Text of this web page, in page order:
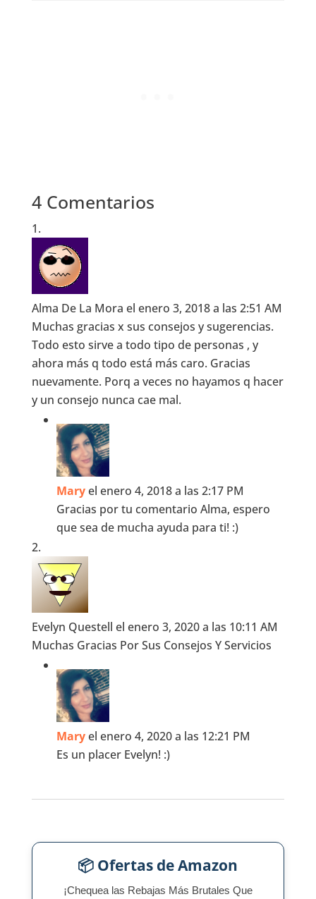
4 Comentarios
Alma De La Mora el enero 3, 2018 a las 2:51 AM
Muchas gracias x sus consejos y sugerencias.
Todo esto sirve a todo tipo de personas , y
ahora más q todo está más caro. Gracias
nuevamente. Porq a veces no hayamos q hacer
y un consejo nunca cae mal.
Mary el enero 4, 2018 a las 2:17 PM
Gracias por tu comentario Alma, espero
que sea de mucha ayuda para ti! :)
Evelyn Questell el enero 3, 2020 a las 10:11 AM
Muchas Gracias Por Sus Consejos Y Servicios
Mary el enero 4, 2020 a las 12:21 PM
Es un placer Evelyn! :)
📦 Ofertas de Amazon
¡Chequea las Rebajas Más Brutales Que